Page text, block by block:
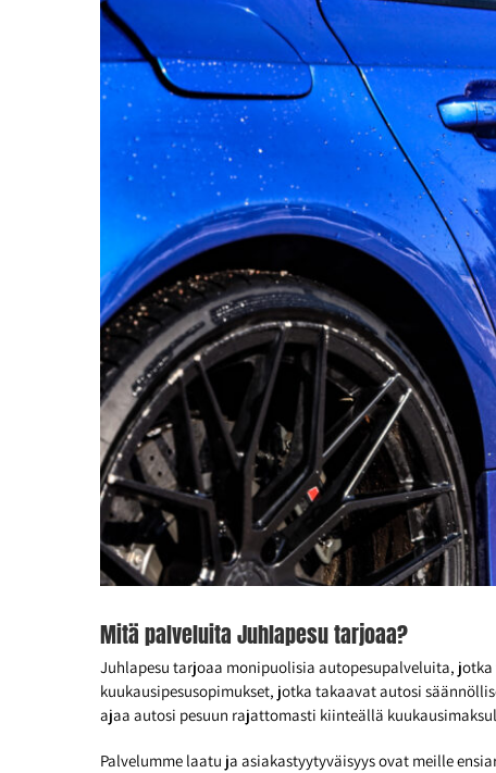
Mitä palveluita Juhlapesu tarjoaa?
Juhlapesu tarjoaa monipuolisia autopesupalveluita,
kuukausipesusopimukset, jotka takaavat autosi
ajaa autosi pesuun rajattomasti kiinteällä
Palvelumme laatu ja asiakastyytyväisyys ovat meille